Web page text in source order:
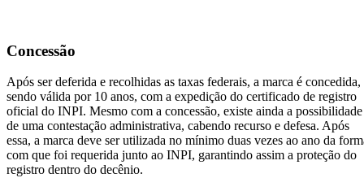
Concessão
Após ser deferida e recolhidas as taxas federais, a marca é concedida,
sendo válida por 10 anos, com a expedição do certificado de registro
oficial do INPI. Mesmo com a concessão, existe ainda a possibilidade
de uma contestação administrativa, cabendo recurso e defesa. Após
essa, a marca deve ser utilizada no mínimo duas vezes ao ano da
com que foi requerida junto ao INPI, garantindo assim a proteção do
registro dentro do decênio.